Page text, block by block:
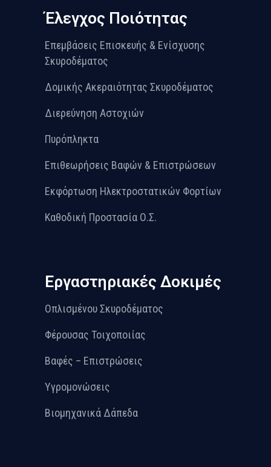
Έλεγχος Ποιότητας
Επεμβάσεις Επισκευής & Ενίσχυσης
Σκυροδέματος
Δομικής Ακεραιότητας Σκυροδέματος
Διερεύνηση Αστοχιών
Πυρόπληκτα
Επιθεωρήσεις Βαφών & Επιστρώσεων
Εκφόρτωση Ηλεκτροστατικών Φορτίων
Καθοδική Προστασία Ο.Σ.
Εργαστηριακές Δοκιμές
Οπλισμένου Σκυροδέματος
Φέρουσας Τοιχοποιίας
Βαφές – Επιστρώσεις
Υγρομονώσεις
Βιομηχανικά Δάπεδα